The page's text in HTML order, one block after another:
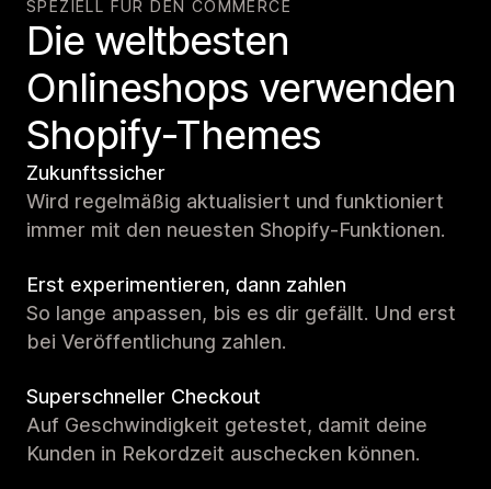
SPEZIELL FÜR DEN COMMERCE
Die weltbesten
Onlineshops verwenden
Shopify-Themes
Zukunftssicher
Wird regelmäßig aktualisiert und funktioniert
immer mit den neuesten Shopify-Funktionen.
Erst experimentieren, dann zahlen
So lange anpassen, bis es dir gefällt. Und erst
bei Veröffentlichung zahlen.
Superschneller Checkout
Auf Geschwindigkeit getestet, damit deine
Kunden in Rekordzeit auschecken können.